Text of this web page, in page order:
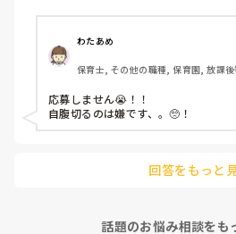
わたあめ
保育士, その他の職種, 保育園, 放課
応募しません😭！！
自腹切るのは嫌です、。🥺！
回答をもっと
話題のお悩み相談をも